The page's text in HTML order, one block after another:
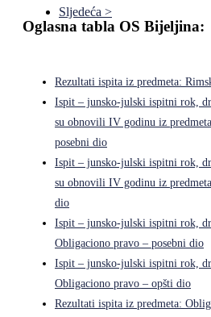
Sljedeća >
Oglasna tabla OS Bijeljina:
Rezultati ispita iz predmeta:
Ispit – junsko-julski ispitni rok,
su obnovili IV godinu iz
posebni dio
Ispit – junsko-julski ispitni rok,
su obnovili IV godinu iz
dio
Ispit – junsko-julski ispitni rok,
Obligaciono pravo – posebni dio
Ispit – junsko-julski ispitni rok,
Obligaciono pravo – opšti dio
Rezultati ispita iz predmeta: